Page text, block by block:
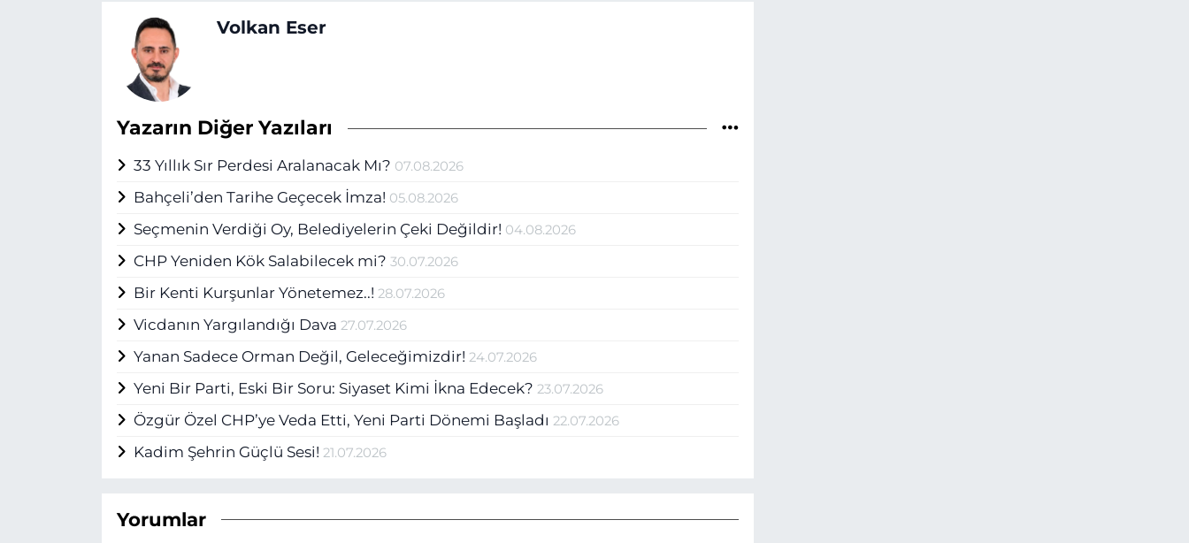
Volkan Eser
Yazarın Diğer Yazıları
33 Yıllık Sır Perdesi Aralanacak Mı? 07.08.2026
Bahçeli’den Tarihe Geçecek İmza! 05.08.2026
Seçmenin Verdiği Oy, Belediyelerin Çeki Değildir! 04.08.2026
CHP Yeniden Kök Salabilecek mi?30.07.2026
Bir Kenti Kurşunlar Yönetemez..!28.07.2026
Vicdanın Yargılandığı Dava27.07.2026
Yanan Sadece Orman Değil, Geleceğimizdir!24.07.2026
Yeni Bir Parti, Eski Bir Soru: Siyaset Kimi İkna Edecek?23.07.2026
Özgür Özel CHP’ye Veda Etti, Yeni Parti Dönemi Başladı22.07.2026
Kadim Şehrin Güçlü Sesi!21.07.2026
Yorumlar